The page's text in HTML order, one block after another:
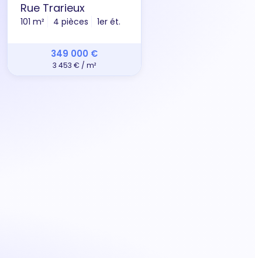
Rue Trarieux
101 m² 4 pièces 1er ét.
349 000 €
3 453 € / m²